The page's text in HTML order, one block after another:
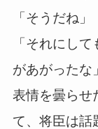
「そうだね」
「それにし
があがったな」
表情を曇らせ
て、将臣は話